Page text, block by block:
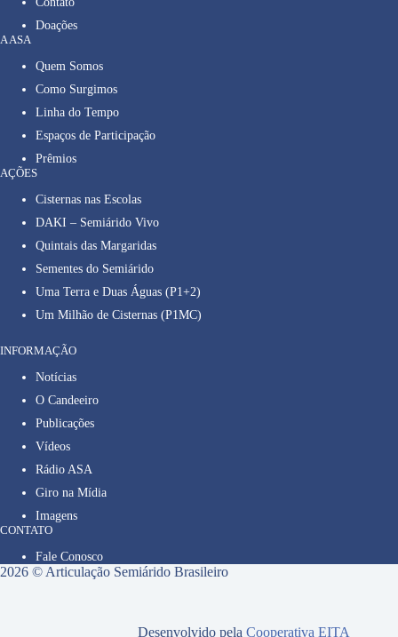
Doações
A ASA
Quem Somos
Como Surgimos
Linha do Tempo
Espaços de Participação
Prêmios
AÇÕES
Cisternas nas Escolas
DAKI – Semiárido Vivo
Quintais das Margaridas
Sementes do Semiárido
Uma Terra e Duas Águas (P1+2)
Um Milhão de Cisternas (P1MC)
INFORMAÇÃO
Notícias
O Candeeiro
Publicações
Vídeos
Rádio ASA
Giro na Mídia
Imagens
CONTATO
Fale Conosco
2026 © Articulação Semiárido Brasileiro
Desenvolvido pelaCooperativa EITA